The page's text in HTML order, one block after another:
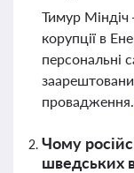
Тимур
корупції в
персональні
провадження.
Чому
шведських